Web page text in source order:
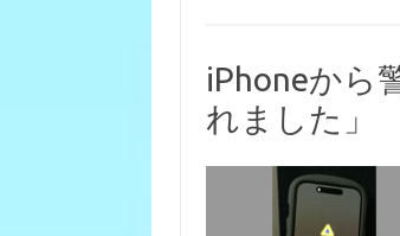
iPhoneから
れました」